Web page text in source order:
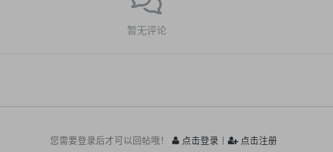
暂无评论
您需要登录后才可以回帖哦！ 点击登录 丨 点击注册